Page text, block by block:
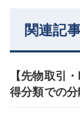
関連記
【先物取引
得分類での分